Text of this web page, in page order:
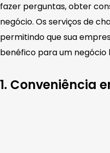
fazer perguntas, obter
negócio. Os serviços de
permitindo que sua
benéfico para um negócio
1. Conveniência